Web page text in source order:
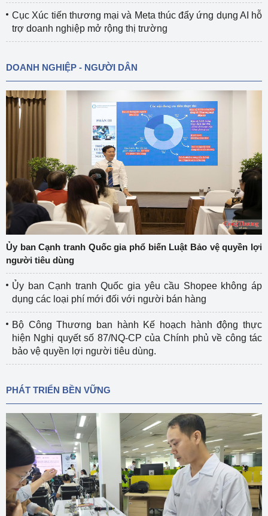
Cục Xúc tiến thương mại và Meta thúc đẩy ứng dụng AI hỗ
trợ doanh nghiệp mở rộng thị trường
DOANH NGHIỆP - NGƯỜI DÂN
Ủy ban Cạnh tranh Quốc gia phổ biến Luật Bảo vệ quyền lợi
người tiêu dùng
Ủy ban Cạnh tranh Quốc gia yêu cầu Shopee không áp
dụng các loại phí mới đối với người bán hàng
Bộ Công Thương ban hành Kế hoạch hành động thực
hiện Nghị quyết số 87/NQ-CP của Chính phủ về công tác
bảo vệ quyền lợi người tiêu dùng.
PHÁT TRIỂN BỀN VỮNG